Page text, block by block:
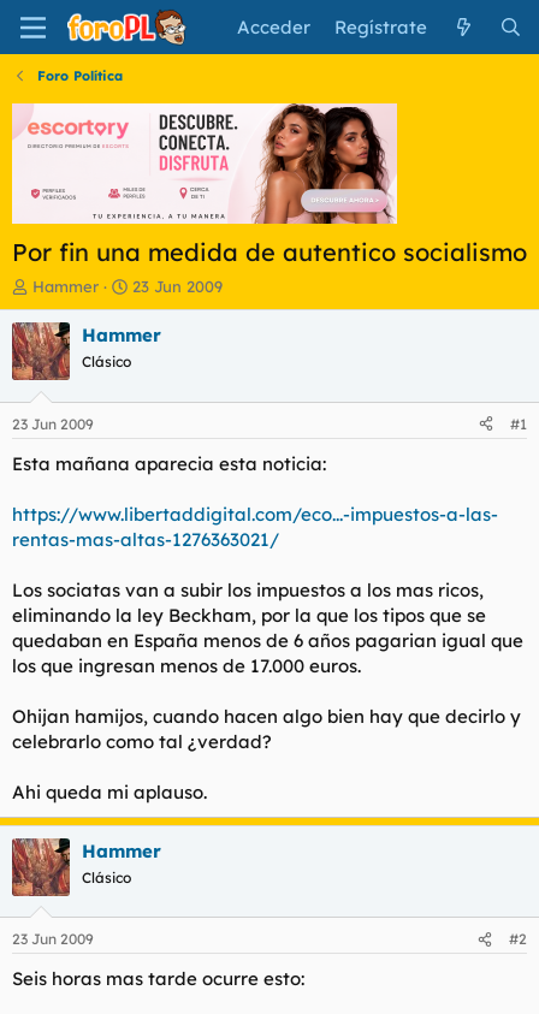
Acceder Regístrate
Foro Política
Por fin una medida de autentico socialismo
I
n
i
c
i
a
d
o
r
l
t
m
a
Hammer
F
e
c
i
n
i
o
23 Jun 2009
Hammer
Clásico
23 Jun 2009 #1
Esta mañana aparecia esta noticia:
https://www.libertaddigital.com/eco...-impuestos-a-las-
rentas-mas-altas-1276363021/
Los sociatas van a subir los impuestos a los mas ricos,
eliminando la ley Beckham, por la que los tipos que se
quedaban en España menos de 6 años pagarian igual que
los que ingresan menos de 17.000 euros.
Ohijan hamijos, cuando hacen algo bien hay que decirlo y
celebrarlo como tal ¿verdad?
Ahi queda mi aplauso.
Hammer
Clásico
23 Jun 2009 #2
Seis horas mas tarde ocurre esto: